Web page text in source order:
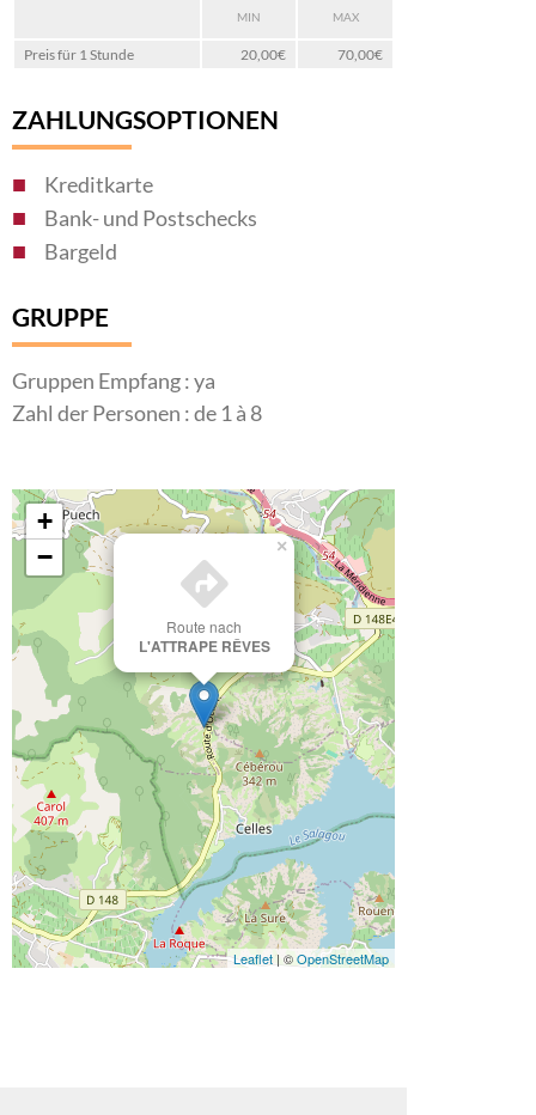
MIN MAX
Preis für 1 Stunde 20,00€ 70,00€
ZAHLUNGSOPTIONEN
Kreditkarte
Bank- und Postschecks
Bargeld
GRUPPE
Gruppen Empfang : ya
Zahl der Personen : de 1 à 8
Route nach
L'ATTRAPE RÊVES
×
+
−
Leaflet | ©OpenStreetMap